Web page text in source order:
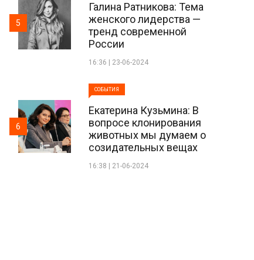
Галина Ратникова: Тема
женского лидерства —
тренд современной
России
16:36 | 23-06-2024
5
СОБЫТИЯ
Екатерина Кузьмина: В
вопросе клонирования
животных мы думаем о
созидательных вещах
16:38 | 21-06-2024
6